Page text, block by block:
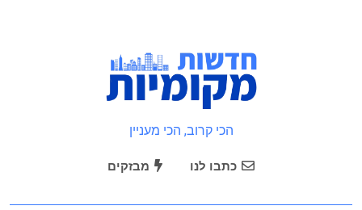
חדשות מקומיות
הכי קרוב, הכי מעניין
כתבו לנו מבזקים